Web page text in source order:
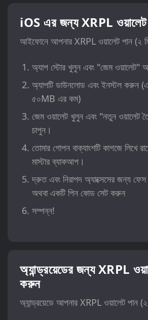
iOS এর জন্য XRPL ওয়ালেট
আইফোনে আপনার XRPL ওয়ালেট পান (২
অ্যাপ স্টোর খুলুন এবং "জেম ওয়ালেট"
অ্যাপটি ডাউনলোড এবং ইনস্টল করুন
৫০MB এর কম)
জেম ওয়ালেট খুলুন এবং "নতুন
চাপুন।
তোমার গোপন বাক্যাংশটি কাগজে লিখে
মাস্টার ব্যাকআপ।
দ্রুত এবং নিরাপদ অ্যাক্সেসের জন্য
অথবা একটি পিন কোড সেট করুন
সম্পন্ন!
অ্যান্ড্রয়েডের জন্য XRPL
করুন
অ্যান্ড্রয়েডে আপনার XRPL ওয়ালেট পান (২